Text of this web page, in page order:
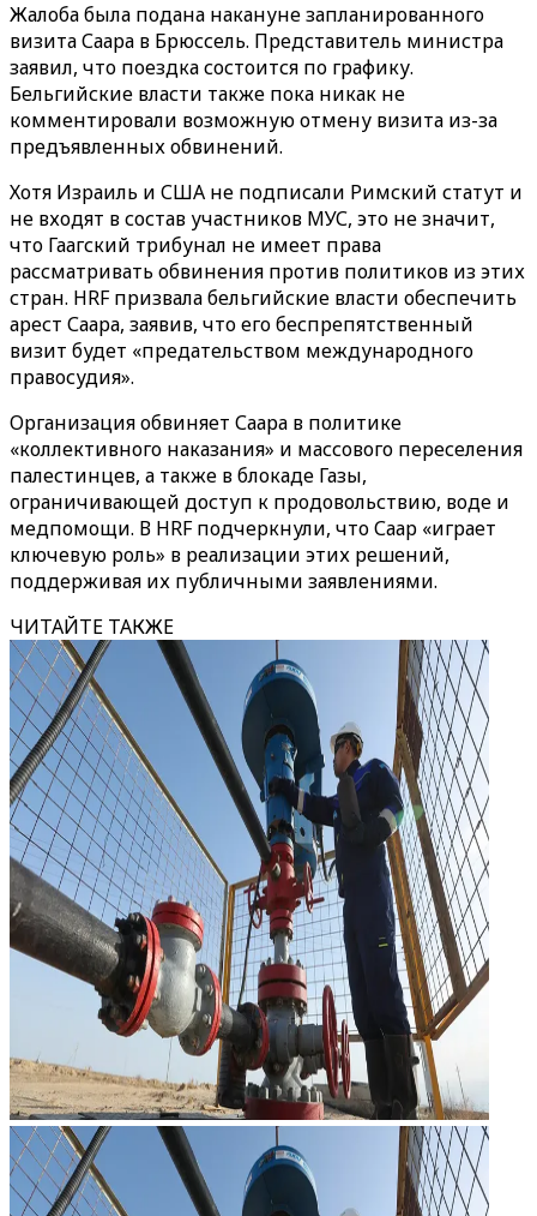
Жалоба была подана накануне запланированного
визита Саара в Брюссель. Представитель министра
заявил, что поездка состоится по графику.
Бельгийские власти также пока никак не
комментировали возможную отмену визита из-за
предъявленных обвинений.
Хотя Израиль и США не подписали Римский статут и
не входят в состав участников МУС, это не значит,
что Гаагский трибунал не имеет права
рассматривать обвинения против политиков из этих
стран. HRF призвала бельгийские власти обеспечить
арест Саара, заявив, что его беспрепятственный
визит будет «предательством международного
правосудия».
Организация обвиняет Саара в политике
«коллективного наказания» и массового переселения
палестинцев, а также в блокаде Газы,
ограничивающей доступ к продовольствию, воде и
медпомощи. В HRF подчеркнули, что Саар «играет
ключевую роль» в реализации этих решений,
поддерживая их публичными заявлениями.
ЧИТАЙТЕ ТАКЖЕ